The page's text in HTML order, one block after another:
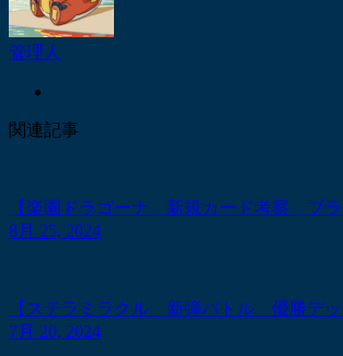
管理人
関連記事
【楽園ドラゴーナ 新規カード考察 ブラ
8月 25, 2024
【ステラミラクル 新弾バトル 優勝デッ
7月 20, 2024